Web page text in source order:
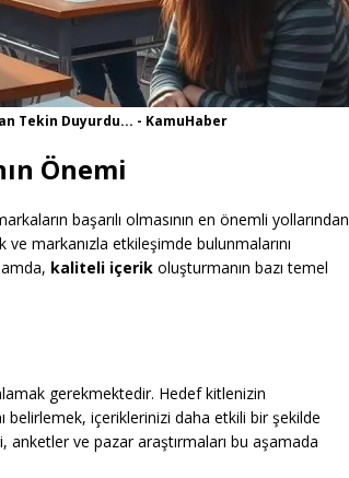
Tekin Duyurdu... - KamuHaber
Önemi
başarılı olmasının en önemli yollarından
ve markanızla etkileşimde bulunmalarını
kaliteli içerik oluşturmanın bazı temel
gerekmektedir. Hedef kitlenizin
belirlemek, içeriklerinizi daha etkili bir şekilde
anketler ve pazar araştırmaları bu aşamada